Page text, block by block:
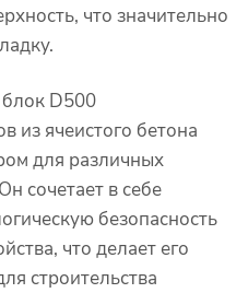
что значительно
D500
из ячеистого бетона
для различных
сочетает в себе
безопасность
что делает его
строительства